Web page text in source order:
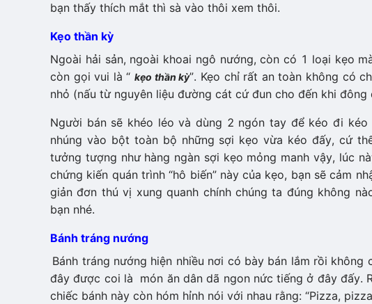
bạn thấy thích mắt thì sà vào thôi xem thôi.
Kẹo thần kỳ
Ngoài hải sản, ngoài khoai ngô nướng, còn có 1 loại kẹo
còn gọi vui là “kẹo thần kỳ”. Kẹo chỉ rất an toàn không có
nhỏ (nấu từ nguyên liệu đường cát cứ đun cho đến khi
Người bán sẽ khéo léo và dùng 2 ngón tay để kéo đi
nhúng vào bột toàn bộ những sợi kẹo vừa kéo đấy, cứ
tưởng tượng như hàng ngàn sợi kẹo mỏng manh vậy, lúc
chứng kiến quán trình “hô biến” này của kẹo, bạn sẽ cảm
giản đơn thú vị xung quanh chính chúng ta đúng không
bạn nhé.
Bánh tráng nướng
Bánh tráng nướng hiện nhiều nơi có bày bán lắm rồi
đây được coi là món ăn dân dã ngon nức tiếng ở đây đấy.
chiếc bánh này còn hóm hỉnh nói với nhau rằng: “Pizza,